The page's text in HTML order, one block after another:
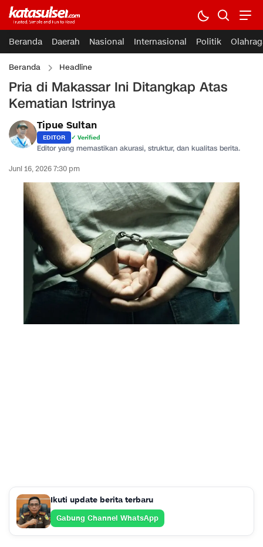
Beranda Daerah Nasional Internasional Politik
Beranda Headline
Pria di Makassar Ini Ditangkap Atas
Kematian Istrinya
Tipue Sultan
EDITOR ✓ Verified
Editor yang memastikan akurasi, struktur, dan kualitas berita.
Juni 16, 2026 7:30 pm
Ikuti update berita terbaru
Gabung Channel WhatsApp